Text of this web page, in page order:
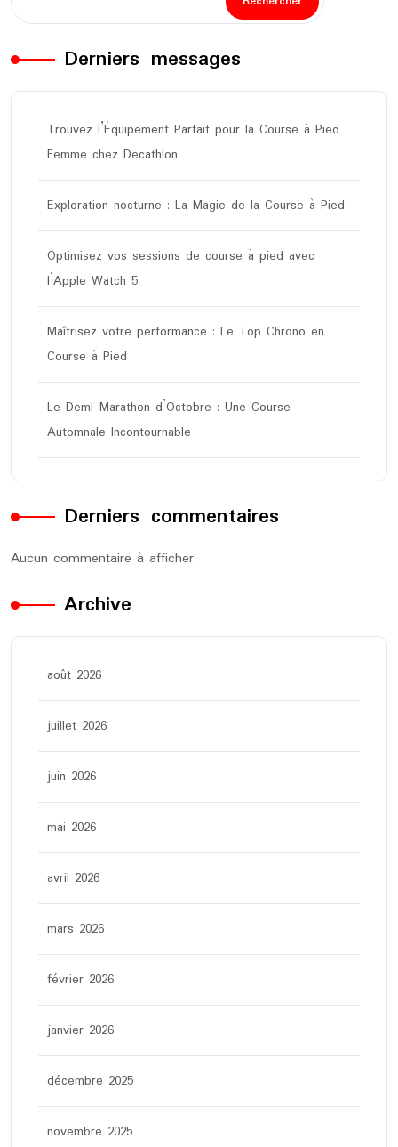
Derniers messages
Trouvez l’Équipement Parfait pour la Course à Pied
Femme chez Decathlon
Exploration nocturne : La Magie de la Course à Pied
Optimisez vos sessions de course à pied avec
l’Apple Watch 5
Maîtrisez votre performance : Le Top Chrono en
Course à Pied
Le Demi-Marathon d’Octobre : Une Course
Automnale Incontournable
Derniers commentaires
Aucun commentaire à afficher.
Archive
août 2026
juillet 2026
juin 2026
mai 2026
avril 2026
mars 2026
février 2026
janvier 2026
décembre 2025
novembre 2025